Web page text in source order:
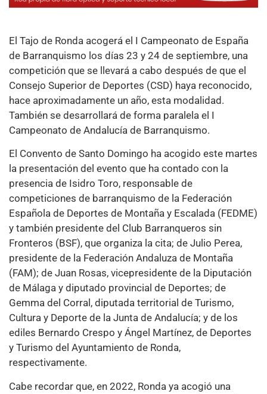
El Tajo de Ronda acogerá el I Campeonato de España
de Barranquismo los días 23 y 24 de septiembre, una
competición que se llevará a cabo después de que el
Consejo Superior de Deportes (CSD) haya reconocido,
hace aproximadamente un año, esta modalidad.
También se desarrollará de forma paralela el I
Campeonato de Andalucía de Barranquismo.
El Convento de Santo Domingo ha acogido este martes
la presentación del evento que ha contado con la
presencia de Isidro Toro, responsable de
competiciones de barranquismo de la Federación
Española de Deportes de Montaña y Escalada (FEDME)
y también presidente del Club Barranqueros sin
Fronteros (BSF), que organiza la cita; de Julio Perea,
presidente de la Federación Andaluza de Montaña
(FAM); de Juan Rosas, vicepresidente de la Diputación
de Málaga y diputado provincial de Deportes; de
Gemma del Corral, diputada territorial de Turismo,
Cultura y Deporte de la Junta de Andalucía; y de los
ediles Bernardo Crespo y Ángel Martínez, de Deportes
y Turismo del Ayuntamiento de Ronda,
respectivamente.
Cabe recordar que, en 2022, Ronda ya acogió una